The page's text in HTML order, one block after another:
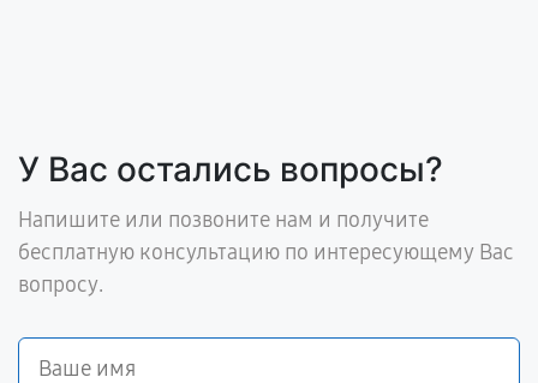
У Вас остались вопросы?
Напишите или позвоните нам и получите
бесплатную консультацию по интересующему Вас
вопросу.